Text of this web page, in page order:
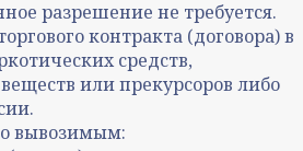
разрешение не требуется.
контракта (договора) в
средств,
или прекурсоров либо
вывозимым: